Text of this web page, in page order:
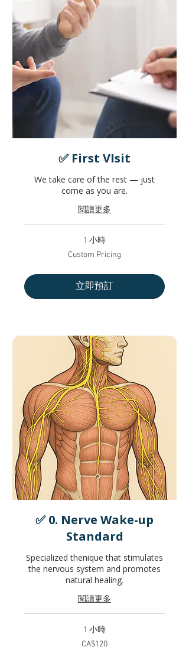
✅ First VIsit
We take care of the rest — just
come as you are.
閱讀更多
1 小時
Custom Pricing
立即預訂
✅ 0. Nerve Wake-up
Standard
Specialized thenique that stimulates
the nervous system and promotes
natural healing.
閱讀更多
1 小時
CA$120